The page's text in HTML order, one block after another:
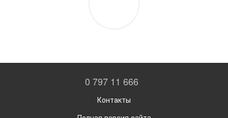
0 797 11 666
Контакты